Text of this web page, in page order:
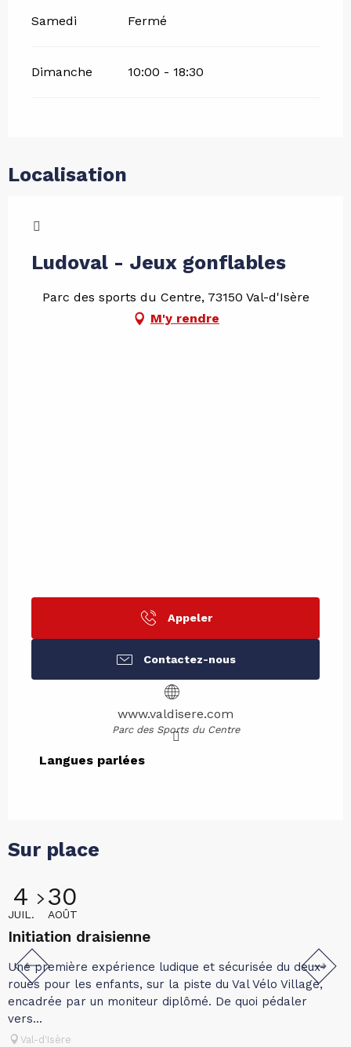
Samedi Fermé
Dimanche 10:00 - 18:30
Localisation
Ludoval - Jeux gonflables
VAL PASS
Parc des sports du Centre, 73150 Val-d'Isère
M'y rendre
Appeler
Contactez-nous
www.valdisere.com
Parc des Sports du Centre
Langues parlées
Langues parlées
Sur place
4
JUIL.
30
AOÛT
Initiation draisienne
Une première expérience ludique et sécurisée du deux-
roues pour les enfants, sur la piste du Val Vélo Village,
encadrée par un moniteur diplômé. De quoi pédaler
vers...
Val-d'Isère